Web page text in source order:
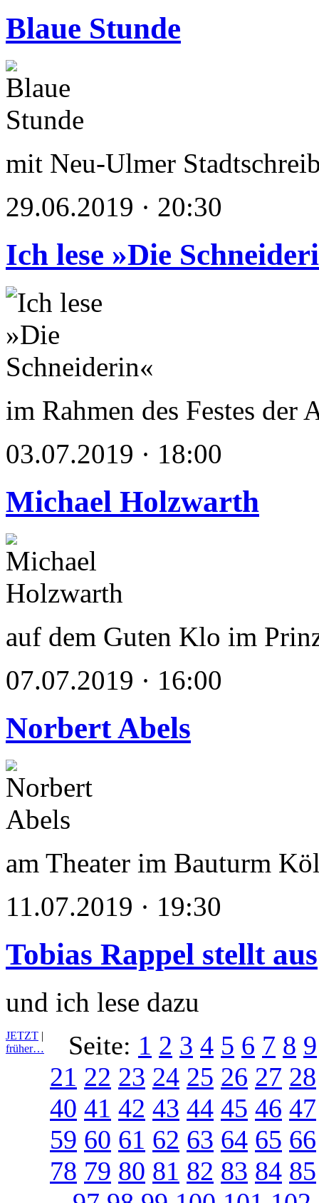
Blaue Stunde
mit Neu-Ulmer
29.06.2019 · 20:30
Ich lese »Die
im Rahmen des Festes der
03.07.2019 · 18:00
Michael Holzwarth
auf dem Guten Klo im
07.07.2019 · 16:00
Norbert Abels
am Theater im Bauturm
11.07.2019 · 19:30
Tobias Rappel stellt aus
und ich lese dazu
JETZT |
früher…
Seite: 1 2 3 4 5 6 7 8 9
21 22 23 24 25 26 27 28
40 41 42 43 44 45 46 47
59 60 61 62 63 64 65 66
78 79 80 81 82 83 84 85